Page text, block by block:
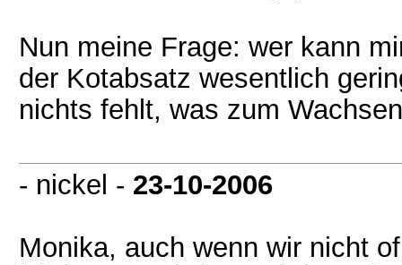
Nun meine Frage: wer kann
der Kotabsatz wesentlich
nichts fehlt, was zum
- nickel - 23-10-2006
Monika, auch wenn wir nicht